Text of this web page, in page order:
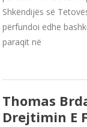
Shkëndijës së
përfundoi edhe
paraqit në
Thomas
Drejtimin E